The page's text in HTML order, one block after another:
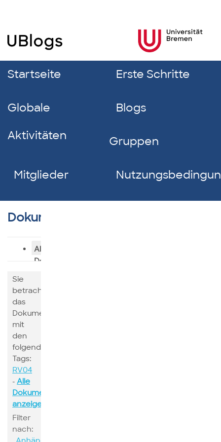
Startseite Erste Schritte
Globale
Aktivitäten
Blogs
Gruppen
Mitglieder
Dokumentverzeichnis
Alle
Dokumente
Sie
betrachten
das
Dokumente
mit
den
folgenden
Tags:
RV04
- Alle
Dokumente
anzeigen
Filter
nach: